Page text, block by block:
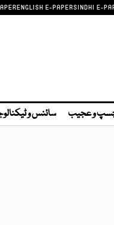
ENGLISH E-PAPERSINDHI E-
و عجیب سائنس و